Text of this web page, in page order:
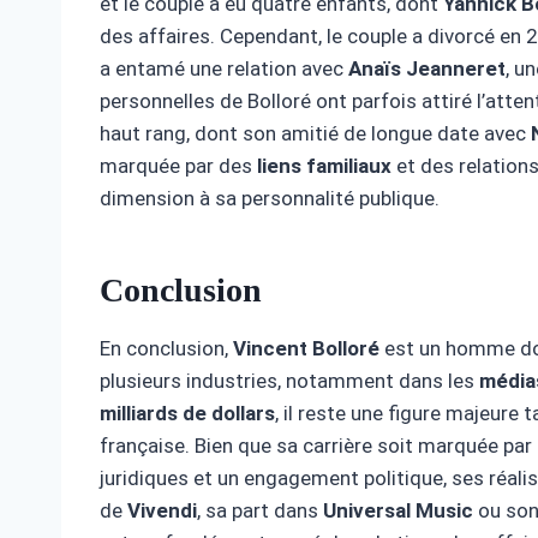
des affaires. Cependant, le couple a divorcé en
a entamé une relation avec Anaïs Jeanneret,
personnelles de Bolloré ont parfois attiré
haut rang, dont son amitié de longue date avec
marquée par des liens familiaux et des
dimension à sa personnalité publique.
Conclusion
En conclusion, Vincent Bolloré est un homme
plusieurs industries, notamment dans les
milliards de dollars, il reste une figure majeure
française. Bien que sa carrière soit marquée
juridiques et un engagement politique, ses
de Vivendi, sa part dans Universal Music ou